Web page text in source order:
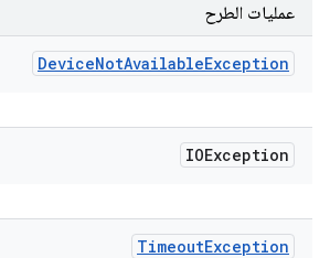
عمليات الطرح
DeviceNotAvailableException
IOException
TimeoutException